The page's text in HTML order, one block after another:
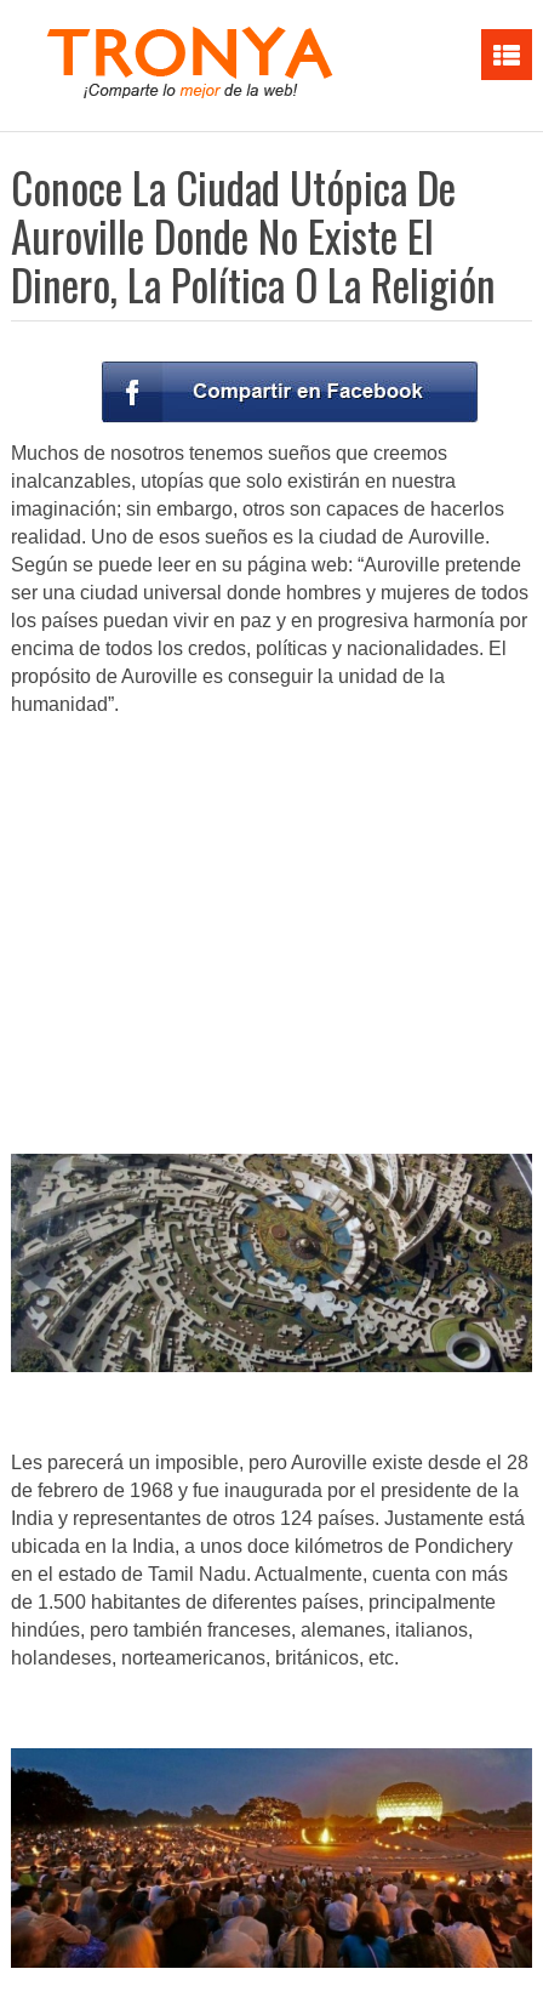
Conoce La Ciudad Utópica De
Auroville Donde No Existe El
Dinero, La Política O La Religión
Muchos de nosotros tenemos sueños que creemos
inalcanzables, utopías que solo existirán en nuestra
imaginación; sin embargo, otros son capaces de hacerlos
realidad. Uno de esos sueños es la ciudad de Auroville.
Según se puede leer en su página web: “Auroville pretende
ser una ciudad universal donde hombres y mujeres de todos
los países puedan vivir en paz y en progresiva harmonía por
encima de todos los credos, políticas y nacionalidades. El
propósito de Auroville es conseguir la unidad de la
humanidad”.
Les parecerá un imposible, pero Auroville existe desde el 28
de febrero de 1968 y fue inaugurada por el presidente de la
India y representantes de otros 124 países. Justamente está
ubicada en la India, a unos doce kilómetros de Pondichery
en el estado de Tamil Nadu. Actualmente, cuenta con más
de 1.500 habitantes de diferentes países, principalmente
hindúes, pero también franceses, alemanes, italianos,
holandeses, norteamericanos, británicos, etc.